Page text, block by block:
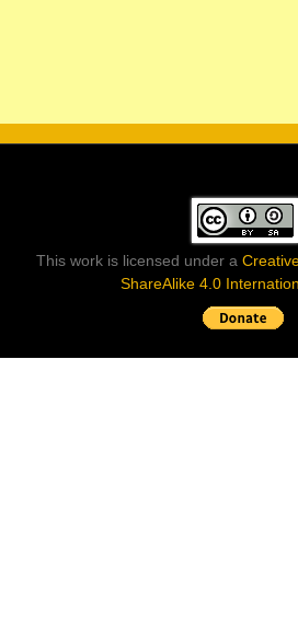
This work is licensed under a
ShareAlike 4.0